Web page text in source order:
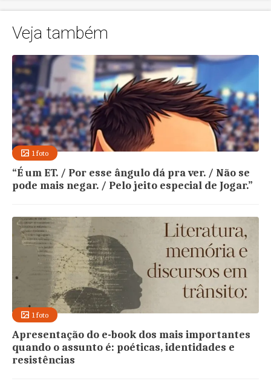
Veja também
1 foto
“É um ET. / Por esse ângulo dá pra ver. / Não se
pode mais negar. / Pelo jeito especial de Jogar.”
1 foto
Apresentação do e-book dos mais importantes
quando o assunto é: poéticas, identidades e
resistências